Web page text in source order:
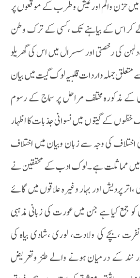
حزن والم اور عیش وطرب کے موقعوں پر
کر اس کے بیاہنے تک ،کسی کے ترک وطن
کی رخصتی اور سسرال میں اس کی گھریلو
جملہ واردات قلبیہ لوک گیت میں بیان
کے مذکورہ مختلف مراحل پر سماج کے رسوم
کے گیتوں میں نسوانی جذبات کا اظہار
اختلاف کی وجہ سے زبان وبیان میں اختلاف
مماثلت ہے ۔لوک ادب کے محققین نے
،اتر پردیش اور بہار وغیرہ علاقوں میں گائے
جمع کیا ہے جن میں عورت کی زبانی مذہبی
،بچے کی ولادت، لوری ،شادی بیاہ کی
نند کے درمیان ہونے والے طنز وتعریض